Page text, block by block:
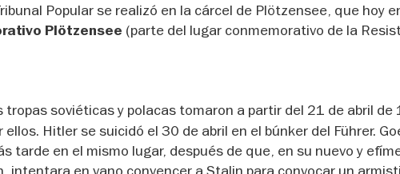
Popular se realizó en la cárcel de Plötzensee, que hoy
Plötzensee (parte del lugar conmemorativo de la
tropas soviéticas y polacas tomaron a partir del 21 de abril de
Hitler se suicidó el 30 de abril en el búnker del Führer.
tarde en el mismo lugar, después de que, en su nuevo y